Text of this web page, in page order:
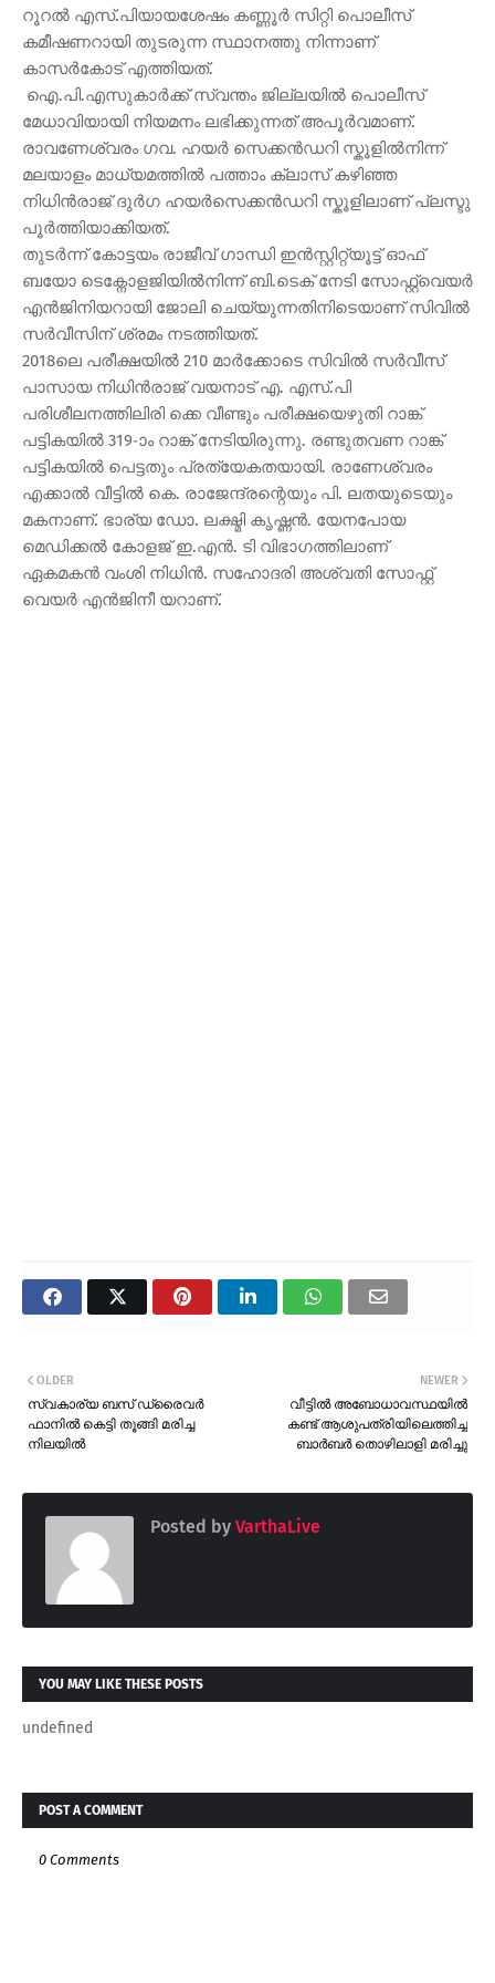
റൂറൽ എസ്.പിയായശേഷം കണ്ണൂർ സിറ്റി പൊലീസ്
കമീഷണറായി തുടരുന്ന സ്ഥാനത്തു നിന്നാണ്
കാസർകോട് എത്തിയത്.
ഐ.പി.എസുകാർക്ക് സ്വന്തം ജില്ലയിൽ പൊലീസ്
മേധാവിയായി നിയമനം ലഭിക്കുന്നത് അപൂർവമാണ്.
രാവണേശ്വരം ഗവ. ഹയർ സെക്കൻഡറി സ്കൂളിൽനിന്ന്
മലയാളം മാധ്യമത്തിൽ പത്താം ക്ലാസ് കഴിഞ്ഞ
നിധിൻരാജ് ദുർഗ ഹയർസെക്കൻഡറി സ്കൂളിലാണ് പ്ലസ്ടു
പൂർത്തിയാക്കിയത്.
തുടർന്ന് കോട്ടയം രാജീവ് ഗാന്ധി ഇൻസ്റ്റിറ്റ്യൂട്ട് ഓഫ്
ബയോ ടെക്നോളജിയിൽനിന്ന് ബി.ടെക് നേടി സോഫ്റ്റ്‌വെയർ
എൻജിനിയറായി ജോലി ചെയ്യുന്നതിനിടെയാണ് സിവിൽ
സർവീസിന് ശ്രമം നടത്തിയത്.
2018ലെ പരീക്ഷയിൽ 210 മാർക്കോടെ സിവിൽ സർവീസ്
പാസായ നിധിൻരാജ് വയനാട് എ. എസ്.പി
പരിശീലനത്തിലിരി ക്കെ വീണ്ടും പരീക്ഷയെഴുതി റാങ്ക്
പട്ടികയിൽ 319-ാം റാങ്ക് നേടിയിരുന്നു. രണ്ടുതവണ റാങ്ക്
പട്ടികയിൽ പെട്ടതും പ്രത്യേകതയായി. രാണേശ്വരം
എക്കാൽ വീട്ടിൽ കെ. രാജേന്ദ്രന്റെയും പി. ലതയുടെയും
മകനാണ്. ഭാര്യ ഡോ. ലക്ഷ്മി കൃഷ്ണൻ. യേനപോയ
മെഡിക്കൽ കോളജ് ഇ.എൻ. ടി വിഭാഗത്തിലാണ്
ഏകമകൻ വംശി നിധിൻ. സഹോദരി അശ്വതി സോഫ്റ്റ്
വെയർ എൻജിനീ യറാണ്.
NEWER
വീട്ടിൽ അബോധാവസ്ഥയിൽ
കണ്ട് ആശുപത്രിയിലെത്തിച്ച
ബാർബർ തൊഴിലാളി മരിച്ചു
OLDER
സ്വകാര്യ ബസ് ഡ്രൈവർ
ഫാനിൽ കെട്ടി തൂങ്ങി മരിച്ച
നിലയിൽ
Posted by VarthaLive
YOU MAY LIKE THESE POSTS
undefined
POST A COMMENT
0 Comments